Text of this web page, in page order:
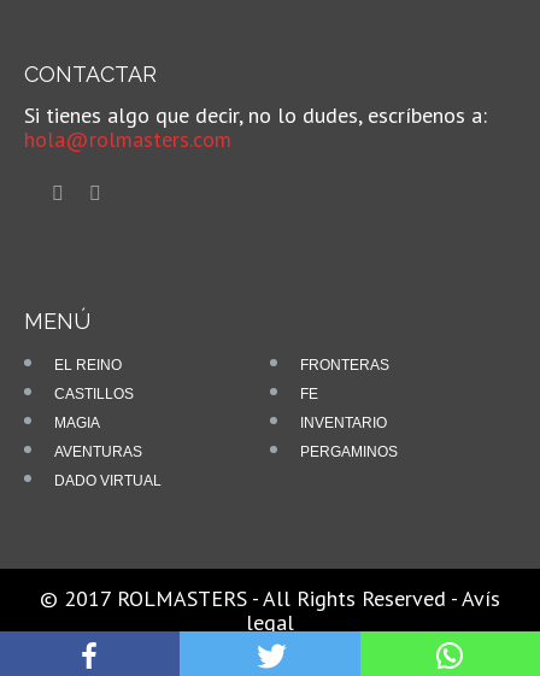
CONTACTAR
Si tienes algo que decir, no lo dudes, escríbenos a:
hola@rolmasters.com
MENÚ
EL REINO
FRONTERAS
CASTILLOS
FE
MAGIA
INVENTARIO
AVENTURAS
PERGAMINOS
DADO VIRTUAL
© 2017 ROLMASTERS - All Rights Reserved -Avís
legal
Powered byRolmasters